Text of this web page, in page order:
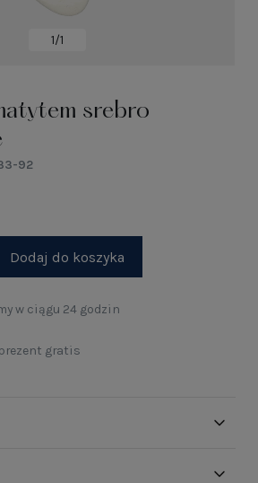
1/1
srebro
92
Dodaj do koszyka
w ciągu 24 godzin
gratis